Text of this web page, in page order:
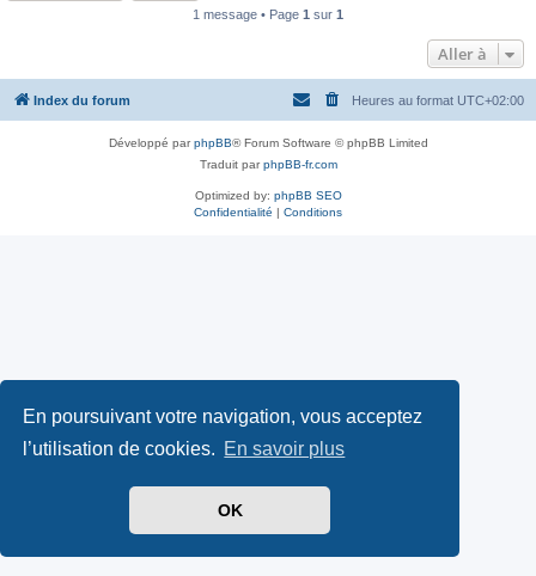
En poursuivant votre navigation, vous acceptez
l’utilisation de cookies. En savoir plus
OK
1 message • Page 1 sur 1
Aller à
Index du forum Heures au format UTC+02:00
Développé parphpBB® Forum Software © phpBB Limited
Traduit parphpBB-fr.com
Optimized by: phpBB SEO
Confidentialité | Conditions